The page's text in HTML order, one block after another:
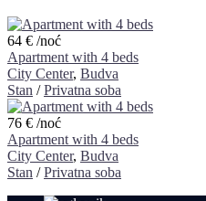
64 € /noć
Apartment with 4 beds
City Center, Budva
Stan /Privatna soba
76 € /noć
Apartment with 4 beds
City Center, Budva
Stan /Privatna soba